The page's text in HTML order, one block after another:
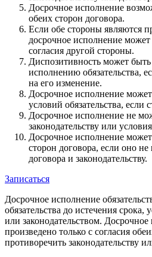
Досрочное исполнение
обеих сторон договора.
Если обе стороны являются
досрочное исполнение
согласия другой стороны.
Диспозитивность может
исполнению обязательства,
на его изменение.
Досрочное исполнение
условий обязательства, если
Досрочное исполнение не
законодательству или
Досрочное исполнение
сторон договора, если оно
договора и законодательству.
Записаться
Досрочное исполнение
обязательства до истечения срока,
или законодательством.
произведено только с согласия
противоречить законодательству